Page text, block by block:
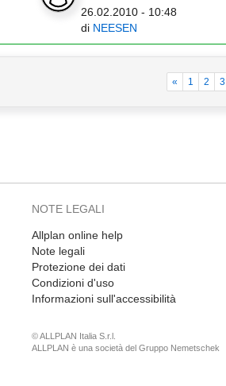
26.02.2010 - 10:48
di NEESEN
« 1 2 3
NOTE LEGALI
Allplan online help
Note legali
Protezione dei dati
Condizioni d'uso
Informazioni sull'accessibilità
© ALLPLAN Italia S.r.l.
ALLPLAN è una società del Gruppo Nemetschek